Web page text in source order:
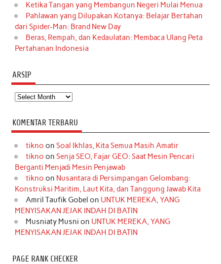
Ketika Tangan yang Membangun Negeri Mulai Menua
Pahlawan yang Dilupakan Kotanya: Belajar Bertahan
dari Spider-Man: Brand New Day
Beras, Rempah, dan Kedaulatan: Membaca Ulang Peta
Pertahanan Indonesia
ARSIP
Arsip
KOMENTAR TERBARU
tikno on Soal Ikhlas, Kita Semua Masih Amatir
tikno on Senja SEO, Fajar GEO: Saat Mesin Pencari
Berganti Menjadi Mesin Penjawab
tikno on Nusantara di Persimpangan Gelombang:
Konstruksi Maritim, Laut Kita, dan Tanggung Jawab Kita
Amril Taufik Gobel on UNTUK MEREKA, YANG
MENYISAKAN JEJAK INDAH DI BATIN
Musniaty Musni on UNTUK MEREKA, YANG
MENYISAKAN JEJAK INDAH DI BATIN
PAGE RANK CHECKER